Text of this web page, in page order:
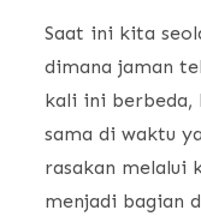
Saat ini kita
dimana jaman
kali ini berbeda,
sama di waktu
rasakan melalui
menjadi bagian